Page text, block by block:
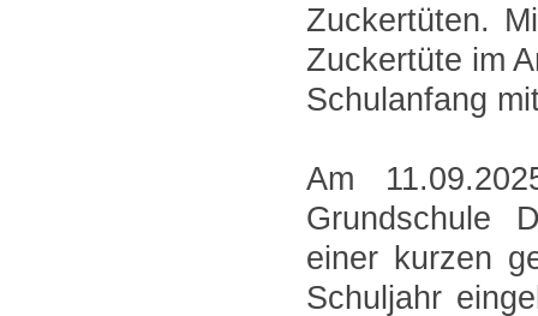
Zuckertüten.
Zuckertüte im
Schulanfang
Am
Grundschule
einer kurzen
Schuljahr